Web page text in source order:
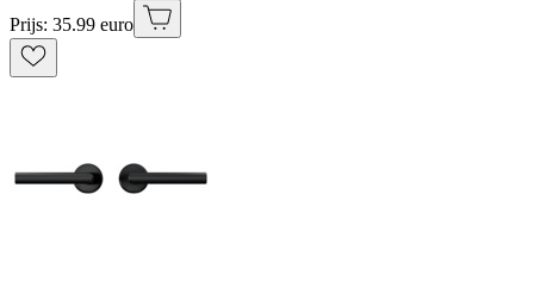
Prijs: 35.99 euro